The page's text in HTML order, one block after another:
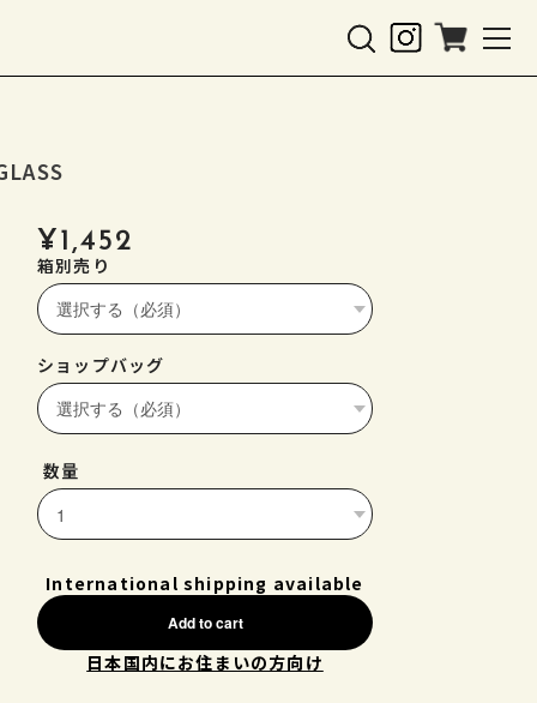
¥1,452
箱別売り
ショップバッグ
数量
International shipping available
Add to cart
日本国内にお住まいの方向け